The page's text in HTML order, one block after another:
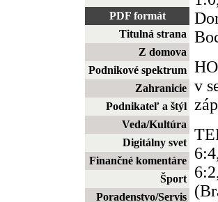
PDF formát
Titulná strana
Z domova
Podnikové spektrum
Zahranicie
Podnikateľ a štýl
Veda/Kultúra
Digitálny svet
Finančné komentáre
Šport
Poradenstvo/Servis
v